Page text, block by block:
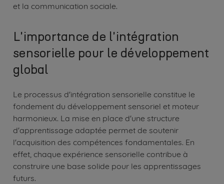
et la communication sociale.
L'importance de l'intégration
sensorielle pour le développement
global
Le processus d'intégration sensorielle constitue le
fondement du développement sensoriel et moteur
harmonieux. La mise en place d'une structure
d'apprentissage adaptée permet de soutenir
l'acquisition des compétences fondamentales. En
effet, chaque expérience sensorielle contribue à
construire une base solide pour les apprentissages
futurs.